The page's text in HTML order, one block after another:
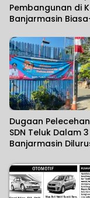
Pembangunan di
Banjarmasin
Dugaan
SDN Teluk Dalam 3
Banjarmasin
Paham